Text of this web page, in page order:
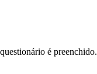
é preenchido.